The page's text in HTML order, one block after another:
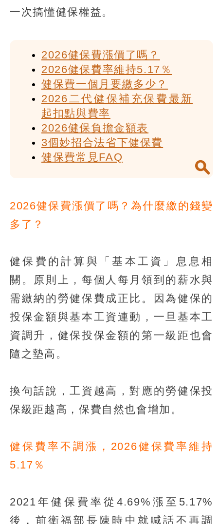
一次搞懂健保權益。
2026健保費漲價了嗎？
2026健保費率維持5.17％
健保費一個月要繳多少？
2026二代健保補充保費最新
起扣點與費率
2026健保負擔金額表
3個妙招合法省下健保費
健保費常見FAQ
2026健保費漲價了嗎？為什麼繳的錢變
多了？
健保費的計算與「基本工資」息息相
關。原則上，每個人每月領到的薪水與
需繳納的勞健保費成正比。因為健保的
投保金額與基本工資連動，一旦基本工
資調升，健保投保金額的第一級距也會
隨之墊高。
換句話說，工資越高，對應的勞健保投
保級距越高，保費自然也會增加。
健保費率不調漲，2026健保費率維持
5.17％
2021年健保費率從4.69%漲至5.17%
後，前衛福部長陳時中就喊話不再調